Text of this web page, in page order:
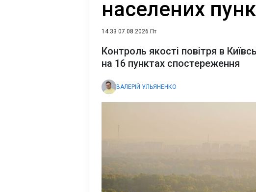
населених
14:33 07.08.2026 Пт
Контроль якості повітря в
на 16 пунктах спостереження
ВАЛЕРІЙ УЛЬЯНЕНКО